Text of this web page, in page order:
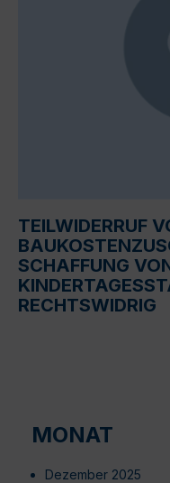
TEILWIDERRUF
SCHAFFUNG
RECHTSWIDRIG
MONAT
Dezember 2025